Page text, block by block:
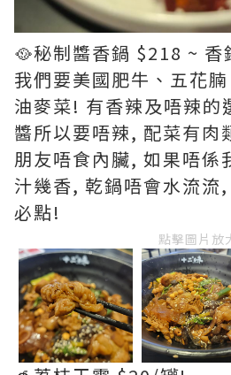
🥘秘制醬香鍋 $218 ~ 香
我們要美國肥牛、五花
油麥菜! 有香辣及唔辣的
醬所以要唔辣, 配菜有肉
朋友唔食內臟, 如果唔係
汁幾香, 乾鍋唔會水流流
必點!
點擊圖片放